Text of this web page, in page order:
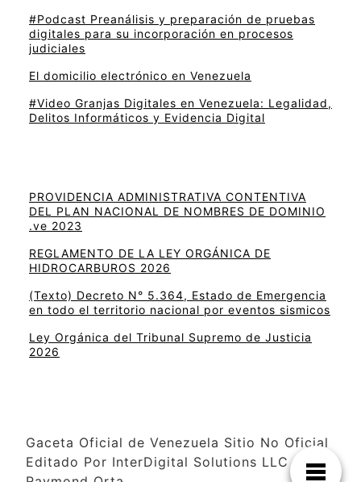
#Podcast Preanálisis y preparación de pruebas
digitales para su incorporación en procesos
judiciales
El domicilio electrónico en Venezuela
#Video Granjas Digitales en Venezuela: Legalidad,
Delitos Informáticos y Evidencia Digital
PROVIDENCIA ADMINISTRATIVA CONTENTIVA
DEL PLAN NACIONAL DE NOMBRES DE DOMINIO
.ve 2023
REGLAMENTO DE LA LEY ORGÁNICA DE
HIDROCARBUROS 2026
(Texto) Decreto N° 5.364, Estado de Emergencia
en todo el territorio nacional por eventos sismicos
Ley Orgánica del Tribunal Supremo de Justicia
2026
Gaceta Oficial de Venezuela Sitio No Oficial
Editado Por InterDigital Solutions LLC –